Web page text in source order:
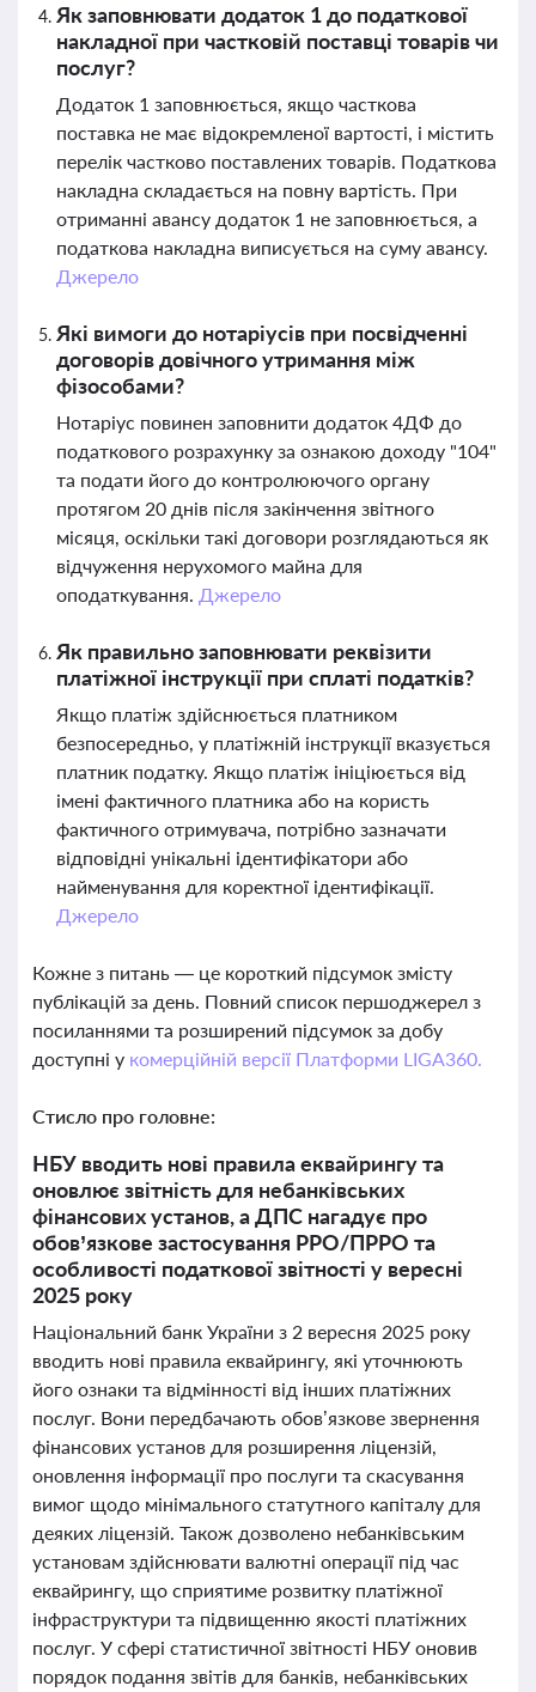
Як заповнювати додаток 1 до податкової
накладної при частковій поставці товарів чи
послуг?
Додаток 1 заповнюється, якщо часткова
поставка не має відокремленої вартості, і містить
перелік частково поставлених товарів. Податкова
накладна складається на повну вартість. При
отриманні авансу додаток 1 не заповнюється, а
податкова накладна виписується на суму авансу.
Джерело
Які вимоги до нотаріусів при посвідченні
договорів довічного утримання між
фізособами?
Нотаріус повинен заповнити додаток 4ДФ до
податкового розрахунку за ознакою доходу "104"
та подати його до контролюючого органу
протягом 20 днів після закінчення звітного
місяця, оскільки такі договори розглядаються як
відчуження нерухомого майна для
оподаткування. Джерело
Як правильно заповнювати реквізити
платіжної інструкції при сплаті податків?
Якщо платіж здійснюється платником
безпосередньо, у платіжній інструкції вказується
платник податку. Якщо платіж ініціюється від
імені фактичного платника або на користь
фактичного отримувача, потрібно зазначати
відповідні унікальні ідентифікатори або
найменування для коректної ідентифікації.
Джерело
Кожне з питань — це короткий підсумок змісту
публікацій за день. Повний список першоджерел з
посиланнями та розширений підсумок за добу
доступні у комерційній версії Платформи LIGA360.
Стисло про головне:
НБУ вводить нові правила еквайрингу та
оновлює звітність для небанківських
фінансових установ, а ДПС нагадує про
обов’язкове застосування РРО/ПРРО та
особливості податкової звітності у вересні
2025 року
Національний банк України з 2 вересня 2025 року
вводить нові правила еквайрингу, які уточнюють
його ознаки та відмінності від інших платіжних
послуг. Вони передбачають обов’язкове звернення
фінансових установ для розширення ліцензій,
оновлення інформації про послуги та скасування
вимог щодо мінімального статутного капіталу для
деяких ліцензій. Також дозволено небанківським
установам здійснювати валютні операції під час
еквайрингу, що сприятиме розвитку платіжної
інфраструктури та підвищенню якості платіжних
послуг. У сфері статистичної звітності НБУ оновив
порядок подання звітів для банків, небанківських